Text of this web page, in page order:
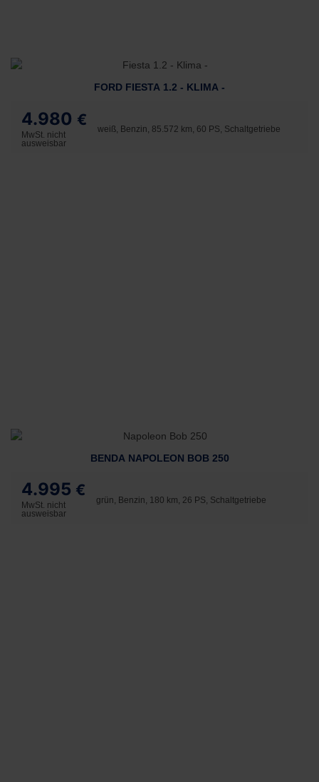
FORD FIESTA 1.2 - KLIMA -
4.980 €
MwSt. nicht
ausweisbar
weiß, Benzin, 85.572 km, 60 PS, Schaltgetriebe
BENDA NAPOLEON BOB 250
4.995 €
MwSt. nicht
ausweisbar
grün, Benzin, 180 km, 26 PS, Schaltgetriebe